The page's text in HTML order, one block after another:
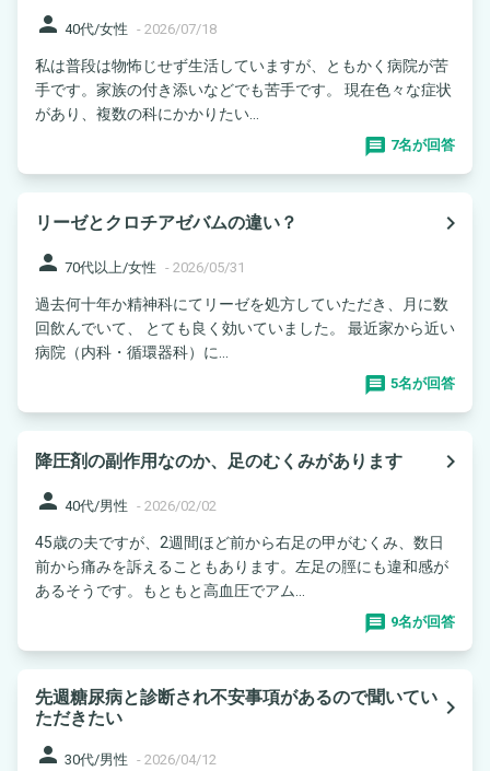
person 40代/女性 - 2026/07/18
私は普段は物怖じせず生活していますが、ともかく病院が苦
手です。家族の付き添いなどでも苦手です。 現在色々な症状
があり、複数の科にかかりたい...
7名が回答
リーゼとクロチアゼバムの違い？
navigate_next
person 70代以上/女性 - 2026/05/31
過去何十年か精神科にてリーゼを処方していただき、月に数
回飲んでいて、 とても良く効いていました。 最近家から近い
病院（内科・循環器科）に...
5名が回答
降圧剤の副作用なのか、足のむくみがあります
navigate_next
person 40代/男性 - 2026/02/02
45歳の夫ですが、2週間ほど前から右足の甲がむくみ、数日
前から痛みを訴えることもあります。左足の脛にも違和感が
あるそうです。もともと高血圧でアム...
9名が回答
先週糖尿病と診断され不安事項があるので聞いてい
ただきたい
navigate_next
person 30代/男性 - 2026/04/12